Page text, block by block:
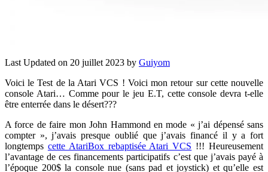
Last Updated on 20 juillet 2023 by Guiyom
Voici le Test de la Atari VCS ! Voici mon retour sur cette nouvelle
console Atari… Comme pour le jeu E.T, cette console devra t-elle
être enterrée dans le désert???
A force de faire mon John Hammond en mode « j’ai dépensé sans
compter », j’avais presque oublié que j’avais financé il y a fort
longtemps cette AtariBox rebaptisée Atari VCS !!! Heureusement
l’avantage de ces financements participatifs c’est que j’avais payé à
l’époque 200$ la console nue (sans pad et joystick) et qu’elle est